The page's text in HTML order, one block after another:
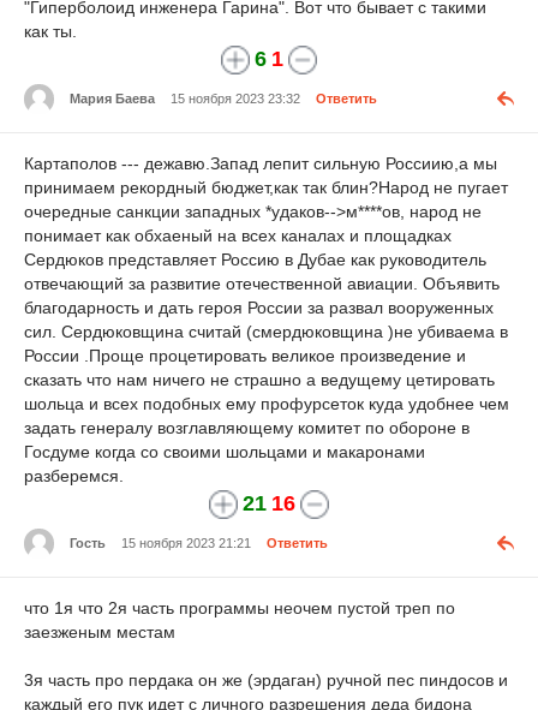
"Гиперболоид инженера Гарина". Вот что бывает с такими
как ты.
6 1
Мария Баева 15 ноября 2023 23:32 Ответить
Картаполов --- дежавю.Запад лепит сильную Россиию,а мы
принимаем рекордный бюджет,как так блин?Народ не пугает
очередные санкции западных *удаков-->м****ов , народ не
понимает как обхаеный на всех каналах и площадках
Сердюков представляет Россию в Дубае как руководитель
отвечающий за развитие отечественной авиации. Объявить
благодарность и дать героя России за развал вооруженных
сил. Сердюковщина считай (смердюковщина )не убиваема в
России .Проще процетировать великое произведение и
сказать что нам ничего не страшно а ведущему цетировать
шольца и всех подобных ему профурсеток куда удобнее чем
задать генералу возглавляющему комитет по обороне в
Госдуме когда со своими шольцами и макаронами
разберемся.
21 16
Гость 15 ноября 2023 21:21 Ответить
что 1я что 2я часть программы неочем пустой треп по
заезженым местам
3я часть про пердака он же (эрдаган) ручной пес пиндосов и
каждый его пук идет с личного разрешения деда бидона